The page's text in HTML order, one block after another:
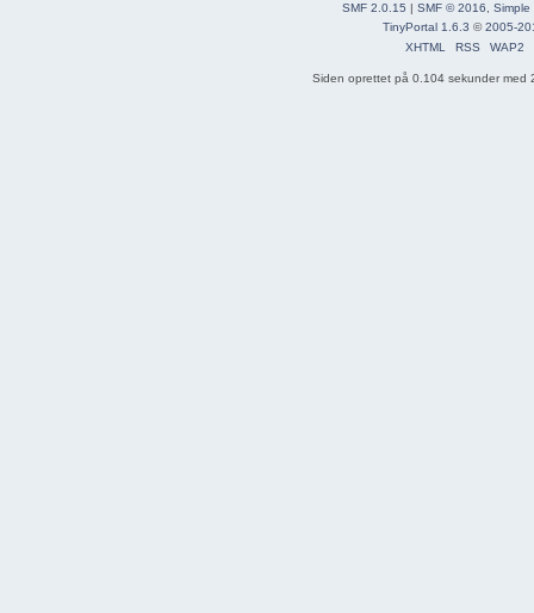
SMF 2.0.15 SMF © 2016, Simple
TinyPortal 1.6.3 ©2005-
XHTML
RSS WAP2
Siden oprettet på 0.104 sekunder med